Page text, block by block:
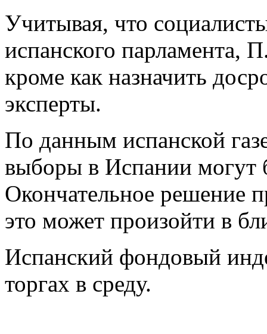
Учитывая, что
испанского парламента,
кроме как назначить
эксперты.
По данным испанской
выборы в Испании могут
Окончательное решение
это может произойти в
Испанский фондовый
торгах в среду.